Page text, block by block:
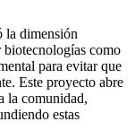
la dimensión
biotecnologías como
para evitar que
Este proyecto abre
la comunidad,
estas